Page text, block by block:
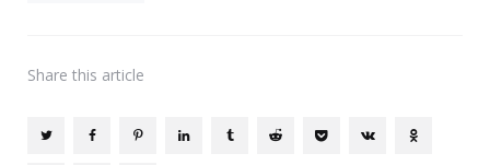
Share this article